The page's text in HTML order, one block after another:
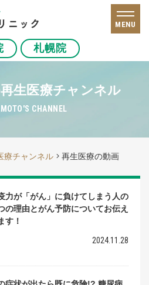
札幌院
MENU
生医療チャンネル
CHANNEL
療チャンネル 再生医療の動画
力が「がん」に負けてしまう人の
の理由とがん予防についてお伝え
す！
2024.11.28